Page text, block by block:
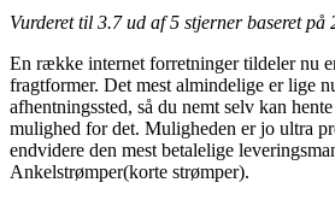
Vurderet til 3.7ud af 5 stjerner baseret på
En række internet forretninger tildeler nu
fragtformer. Det mest almindelige er lige
afhentningssted, så du nemt selv kan
mulighed for det. Muligheden er jo ultra
endvidere den mest betalelige
Ankelstrømper(korte strømper).